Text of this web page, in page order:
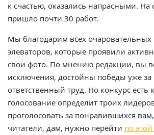
к счастью, оказались напрасными. На
пришло почти 30 работ.
Мы благодарим всех очаровательных
элеваторов, которые проявили
свои фото. По мнению редакции, вы
исключения, достойны победы уже
ответственный труд. Но конкурс есть
голосование определит троих
проголосовать за понравившихся
читатели, дам, нужно перейти по